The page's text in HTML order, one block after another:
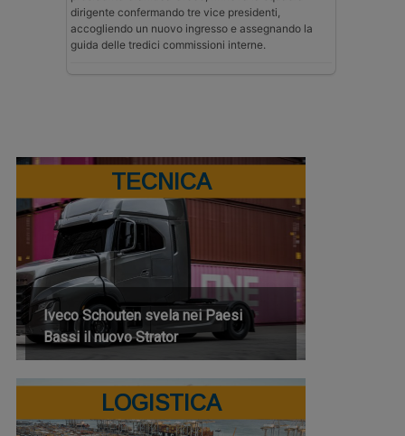
dirigente confermando tre vice presidenti,
accogliendo un nuovo ingresso e assegnando la
guida delle tredici commissioni interne.
TECNICA
Iveco Schouten svela nei Paesi
Bassi il nuovo Strator
LOGISTICA